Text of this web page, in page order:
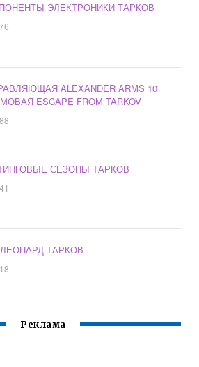
ЭЛЕКТРОНИКИ ТАРКОВ
ALEXANDER ARMS 10
ESCAPE FROM TARKOV
СЕЗОНЫ ТАРКОВ
ТАРКОВ
Реклама